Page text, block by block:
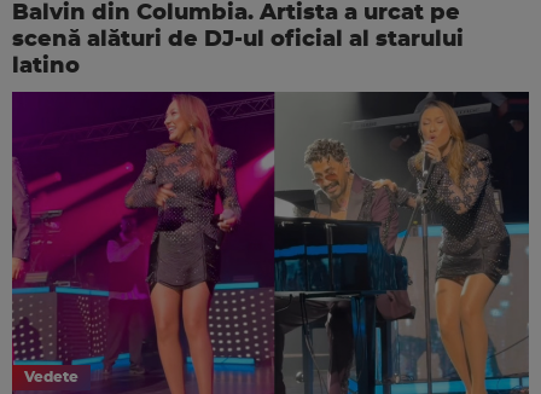
Balvin din Columbia. Artista a urcat pe
scenă alături de DJ-ul oficial al starului
latino
Vedete